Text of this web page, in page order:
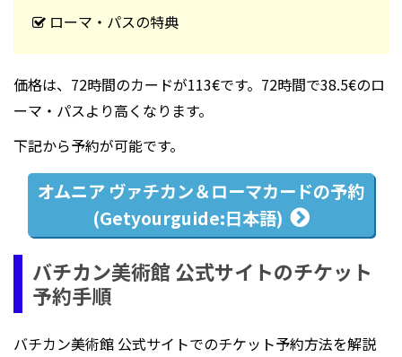
ローマ・パスの特典
価格は、72時間のカードが113€です。72時間で38.5€のロ
ーマ・パスより高くなります。
下記から予約が可能です。
オムニア ヴァチカン＆ローマカードの予約
(Getyourguide:日本語)
バチカン美術館 公式サイトのチケット
予約手順
バチカン美術館 公式サイトでのチケット予約方法を解説